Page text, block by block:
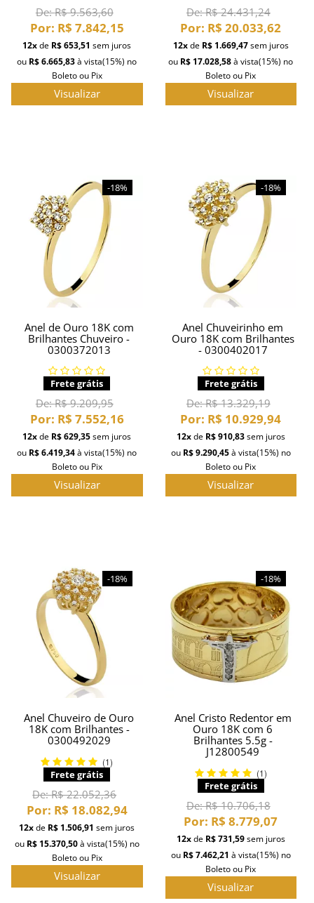
De:R$ 9.563,60
Por: R$ 7.842,15
12xde R$ 653,51 sem juros
ou R$ 6.665,83à vista(15%) no
Boleto ou Pix
Visualizar
De:R$ 24.431,24
Por: R$ 20.033,62
12xde R$ 1.669,47sem juros
ou R$ 17.028,58à vista(15%) no
Boleto ou Pix
Visualizar
-18%
Anel de Ouro 18K com
Brilhantes Chuveiro -
0300372013
Frete grátis
De:R$ 9.209,95
Por: R$ 7.552,16
12xde R$ 629,35sem juros
ou R$ 6.419,34à vista(15%) no
Boleto ou Pix
Visualizar
-18%
Anel Chuveirinho em
Ouro 18K com Brilhantes
- 0300402017
Frete grátis
De:R$ 13.329,19
Por: R$ 10.929,94
12xde R$ 910,83sem juros
ou R$ 9.290,45à vista(15%) no
Boleto ou Pix
Visualizar
-18%
Anel Chuveiro de Ouro
18K com Brilhantes -
0300492029
(1)
Frete grátis
De:R$ 22.052,36
Por: R$ 18.082,94
12xde R$ 1.506,91 sem juros
ou R$ 15.370,50à vista(15%) no
Boleto ou Pix
Visualizar
-18%
Anel Cristo Redentor em
Ouro 18K com 6
Brilhantes 5.5g -
J12800549
(1)
Frete grátis
De:R$ 10.706,18
Por: R$ 8.779,07
12xde R$ 731,59sem juros
ou R$ 7.462,21 à vista(15%) no
Boleto ou Pix
Visualizar